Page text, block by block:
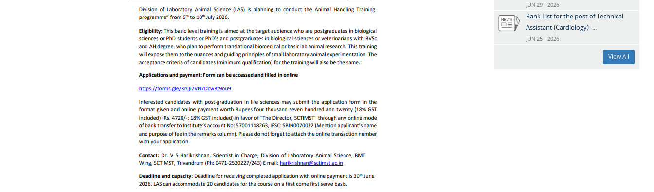
JUN 29 - 2026
Rank List for the post of Technical
Assistant (Cardiology) -...
JUN 25 - 2026
View All